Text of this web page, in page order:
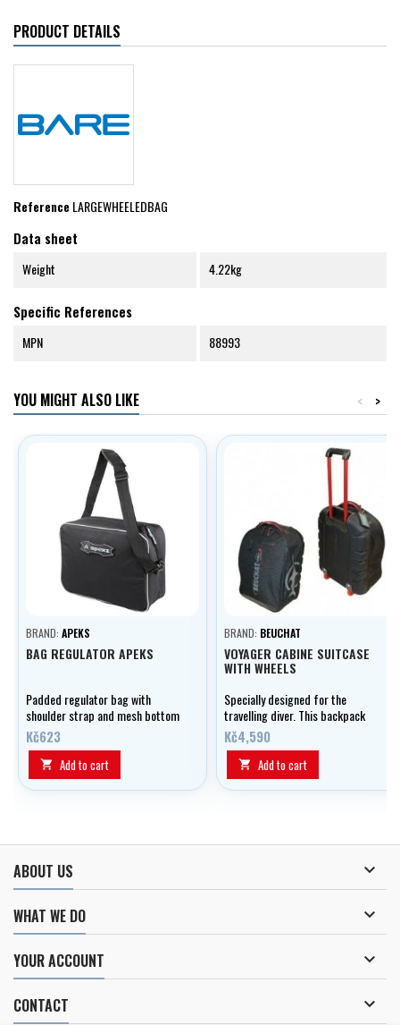
PRODUCT DETAILS
ReferenceLARGEWHEELEDBAG
Data sheet
Weight 4.22kg
Specific References
MPN 88993
YOU MIGHT ALSO LIKE >
<
BRAND: APEKS
BAG REGULATOR APEKS
Padded regulator bag with
shoulder strap and mesh bottom
for water drainage. Carrying
Case holds two complete
regulators including measuring
equipment (console gauges).
Kč623
 Add to cart
BRAND: BEUCHAT
VOYAGER CABINE SUITCASE
WITH WHEELS
Specially designed for the
travelling diver. This backpack
belongs to the VOYAGER series.
Thanks to its size you can take it
as cabin luggage on the plane.
Kč4,590
 Add to cart
ABOUT US 
WHAT WE DO 
YOUR ACCOUNT 
CONTACT 